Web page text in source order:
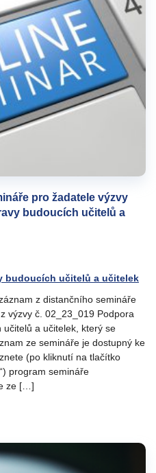
pro žadatele výzvy
budoucích učitelů a
budoucích učitelů a učitelek
z distančního semináře
výzvy č. 02_23_019 Podpora
a učitelek, který se
ze semináře je dostupný ke
(po kliknutí na tlačítko
program semináře
ze […]